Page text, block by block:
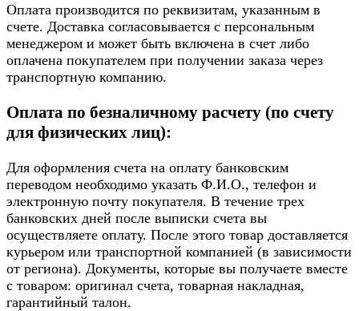
Оплата производится по реквизитам, указанным в
счете. Доставка согласовывается с персональным
менеджером и может быть включена в счет либо
оплачена покупателем при получении заказа через
транспортную компанию.
Оплата по безналичному расчету (по счету
для физических лиц):
Для оформления счета на оплату банковским
переводом необходимо указать Ф.И.О., телефон и
электронную почту покупателя. В течение трех
банковских дней после выписки счета вы
осуществляете оплату. После этого товар доставляется
курьером или транспортной компанией (в зависимости
от региона). Документы, которые вы получаете вместе
с товаром: оригинал счета, товарная накладная,
гарантийный талон.